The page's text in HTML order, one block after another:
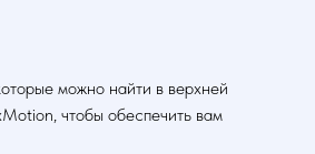
можно найти в верхней
чтобы обеспечить вам